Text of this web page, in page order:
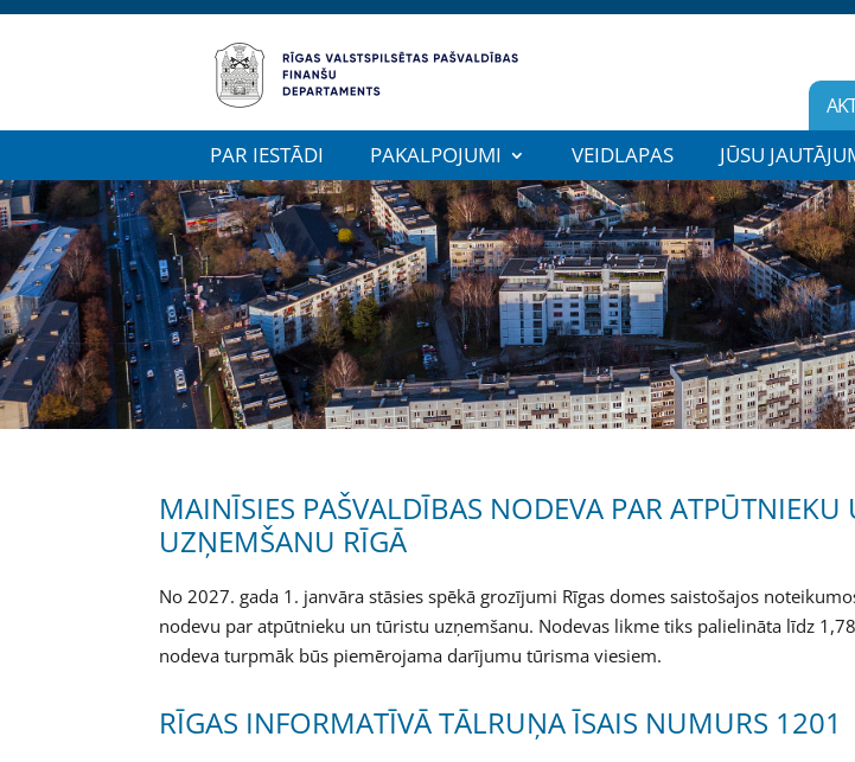
PAR IESTĀDI PAKALPOJUMI VEIDLAPAS JŪSU
MAINĪSIES PAŠVALDĪBAS NODEVA PAR ATPŪTNIEKU
UZŅEMŠANU RĪGĀ
No 2027. gada 1. janvāra stāsies spēkā grozījumi Rīgas domes saistošajos
nodevu par atpūtnieku un tūristu uzņemšanu. Nodevas likme tiks palielināta līdz
nodeva turpmāk būs piemērojama darījumu tūrisma viesiem.
RĪGAS INFORMATĪVĀ TĀLRUŅA ĪSAIS NUMURS 1201